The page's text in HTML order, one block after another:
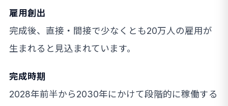
雇用創出
完成後、直接・間接で少なくとも20万人の雇用が
生まれると見込まれています。
完成時期
2028年前半から2030年にかけて段階的に稼働する